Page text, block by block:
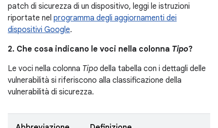
patch di sicurezza di un dispositivo, leggi le istruzioni
riportate nel programma degli aggiornamenti dei
dispositivi Google.
2. Che cosa indicano le voci nella colonna Tipo?
Le voci nella colonna Tipo della tabella con i dettagli delle
vulnerabilità si riferiscono alla classificazione della
vulnerabilità di sicurezza.